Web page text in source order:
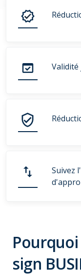
Suivez
sign